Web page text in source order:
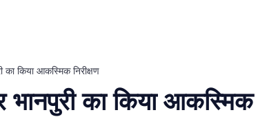
का किया आकस्मिक निरीक्षण
भानपुरी का किया आकस्मिक